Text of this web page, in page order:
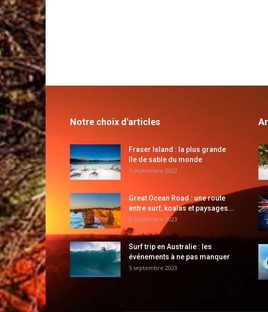
Notre choix d'articles
Fraser Island : la plus grande
île de sable du monde
5 septembre 2023
Great Ocean Road : une route
entre surf, koalas et paysages...
5 septembre 2023
Surf trip en Australie : les
événements à ne pas manquer
5 septembre 2023